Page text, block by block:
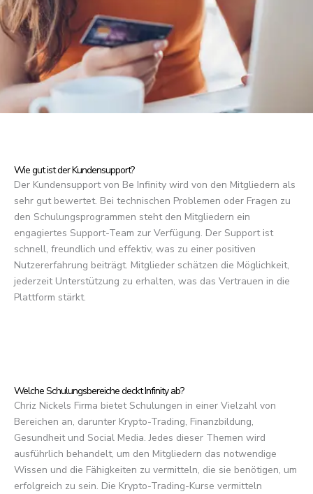
Wie gut ist der Kundensupport?
Der Kundensupport von Be Infinity wird von den Mitgliedern als
sehr gut bewertet. Bei technischen Problemen oder Fragen zu
den Schulungsprogrammen steht den Mitgliedern ein
engagiertes Support-Team zur Verfügung. Der Support ist
schnell, freundlich und effektiv, was zu einer positiven
Nutzererfahrung beiträgt. Mitglieder schätzen die Möglichkeit,
jederzeit Unterstützung zu erhalten, was das Vertrauen in die
Plattform stärkt.
Welche Schulungsbereiche deckt Infinity ab?
Chriz Nickels Firma bietet Schulungen in einer Vielzahl von
Bereichen an, darunter Krypto-Trading, Finanzbildung,
Gesundheit und Social Media. Jedes dieser Themen wird
ausführlich behandelt, um den Mitgliedern das notwendige
Wissen und die Fähigkeiten zu vermitteln, die sie benötigen, um
erfolgreich zu sein. Die Krypto-Trading-Kurse vermitteln